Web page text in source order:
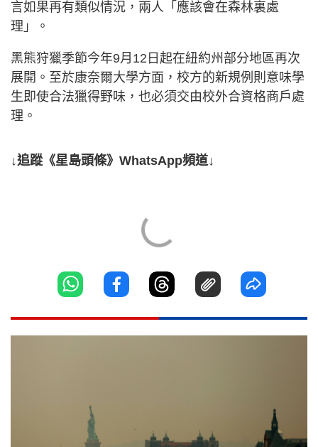
言如果再有類似情況，兩人「應該會在森林裏處
理」。
黑熊狩獵季節今年9月12日起在紐約州部分地區再次
展開。至於康奈爾大學方面，校方的新規例則意味學
生即使合法獵得野味，也必須交由校外合資格商戶處
理。
↓追蹤《星島頭條》WhatsApp頻道↓